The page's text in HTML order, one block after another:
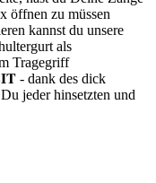
öffnen zu müssen
kannst du unsere
als
Tragegriff
dank des dick
jeder hinsetzten und